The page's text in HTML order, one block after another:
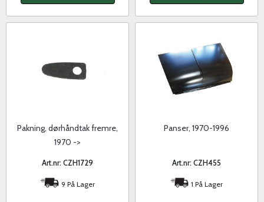
Pakning, dørhåndtak fremre,
1970 ->
Art.nr: CZH1729
9 På Lager
Panser, 1970-1996
Art.nr: CZH455
1 På Lager